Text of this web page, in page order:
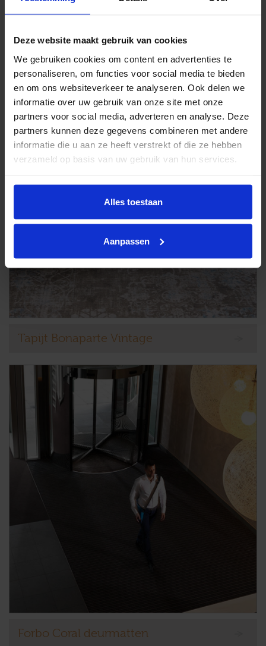
Deze website maakt gebruik van cookies
We gebruiken cookies om content en advertenties te
personaliseren, om functies voor social media te bieden
en om ons websiteverkeer te analyseren. Ook delen we
informatie over uw gebruik van onze site met onze
partners voor social media, adverteren en analyse. Deze
partners kunnen deze gegevens combineren met andere
informatie die u aan ze heeft verstrekt of die ze hebben
verzameld op basis van uw gebruik van hun services.
Alles toestaan
Aanpassen
Solcora pvc klikvloeren
Tapijt Bonaparte Vintage
Forbo Coral deurmatten